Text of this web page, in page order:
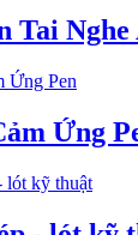
Tai Nghe
Ứng